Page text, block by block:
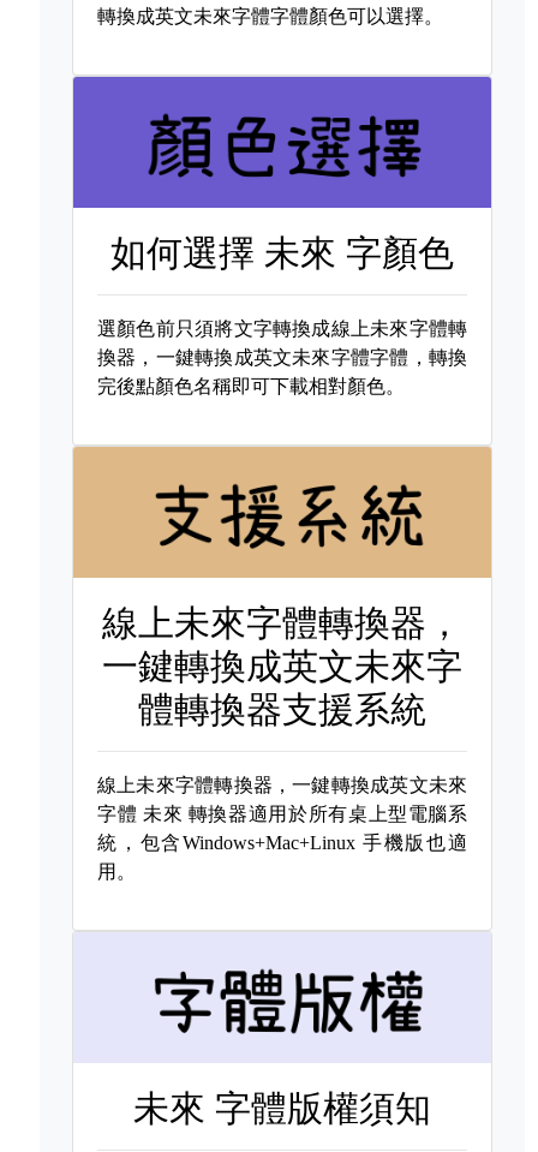
轉換成英文未來字體字體顏色可以選擇。
如何選擇 未來 字顏色
選顏色前只須將文字轉換成線上未來字體轉
換器，一鍵轉換成英文未來字體字體，轉換
完後點顏色名稱即可下載相對顏色。
線上未來字體轉換器，
一鍵轉換成英文未來字
體轉換器支援系統
線上未來字體轉換器，一鍵轉換成英文未來
字體 未來 轉換器適用於所有桌上型電腦系
統，包含Windows+Mac+Linux 手機版也適
用。
未來 字體版權須知